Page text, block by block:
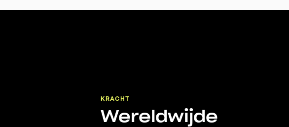
KRACHT
Wereldwijde